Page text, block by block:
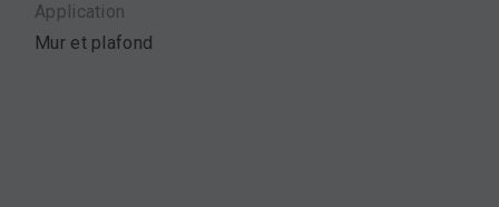
Application
Mur et plafond